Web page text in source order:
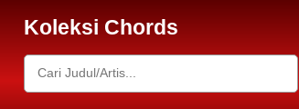
Koleksi Chords